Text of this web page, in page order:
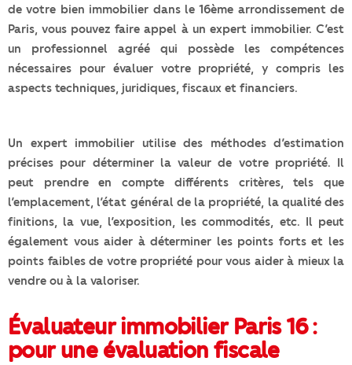
de votre bien immobilier dans le 16ème arrondissement de
Paris, vous pouvez faire appel à un expert immobilier. C’est
un professionnel agréé qui possède les compétences
nécessaires pour évaluer votre propriété, y compris les
aspects techniques, juridiques, fiscaux et financiers.
Un expert immobilier utilise des méthodes d’estimation
précises pour déterminer la valeur de votre propriété. Il
peut prendre en compte différents critères, tels que
l’emplacement, l’état général de la propriété, la qualité des
finitions, la vue, l’exposition, les commodités, etc. Il peut
également vous aider à déterminer les points forts et les
points faibles de votre propriété pour vous aider à mieux la
vendre ou à la valoriser.
Évaluateur immobilier Paris 16 :
pour une évaluation fiscale